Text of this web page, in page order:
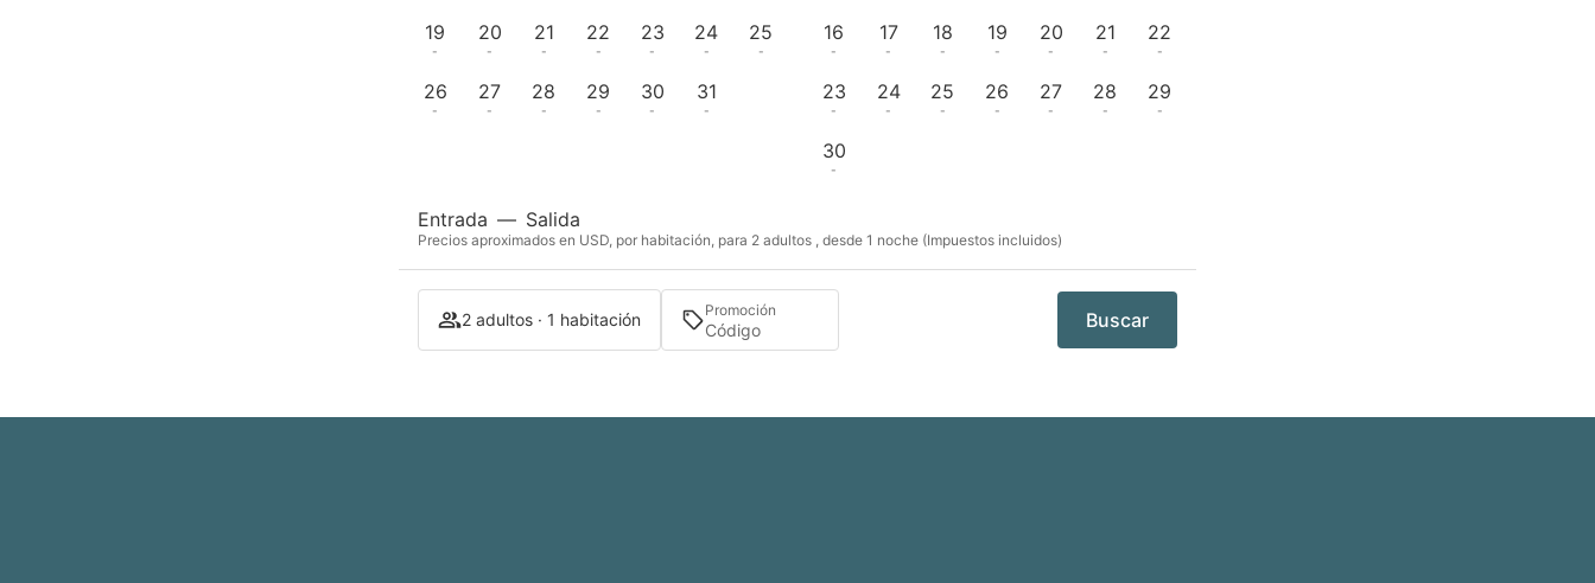
19
-
20
-
21
-
22
-
23
-
24
-
25
-
26
-
27
-
28
-
29
-
30
-
31
-
16
-
17
-
18
-
19
-
20
-
21
-
22
-
23
-
24
-
25
-
26
-
27
-
28
-
29
-
30
-
Entrada — Salida
Precios aproximados en USD, por habitación, para 2 adultos , desde 1 noche (Impuestos incluidos)
2 adultos · 1 habitación Promoción Buscar